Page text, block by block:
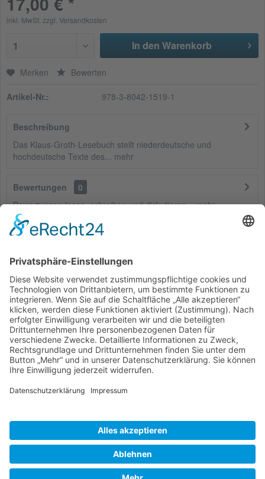
inkl. MwSt. zzgl. Versandkosten
1 In den Warenkorb
Merken Bewerten
Artikel-Nr.: 978-3-8042-1519-1
Beschreibung
Das Klaus-Groth-Lesebuch stellt niederdeutsche und
hochdeutsche Texte des... mehr
Bewertungen
0
Bewertungen lesen, schreiben und diskutieren...mehr
Kunden haben sich ebenfalls angesehen
Service Hotline
Shop Service
Informationen
* Alle Preise inkl. gesetzl. Mehrwertsteuer zzgl.Versandkostenund ggf.
Nachnahmegebühren, wenn nicht anders beschrieben
Bestellung Downloads
Widerrufsbelehrung Datenschutz
Impressum
Realisiert mit Shopware